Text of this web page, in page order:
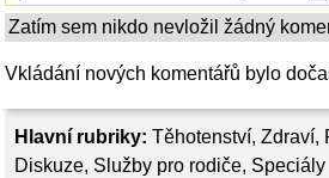
Hlavní rubriky: Těhotenství, Zdraví,
Diskuze, Služby pro rodiče, Speciály
Zatím sem nikdo nevložil žádný
Vkládání nových komentářů bylo